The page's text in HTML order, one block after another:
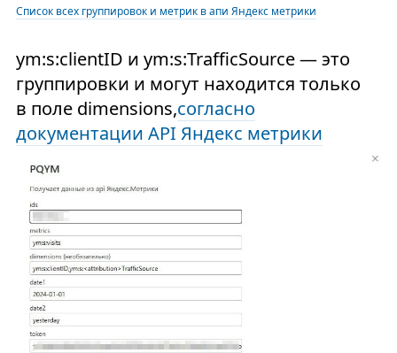
Список всех группировок и метрик в апи Яндекс метрики
ym:s:clientID и ym:s:TrafficSource — это
группировки и могут находится только
в поле dimensions,согласно
документации API Яндекс метрики